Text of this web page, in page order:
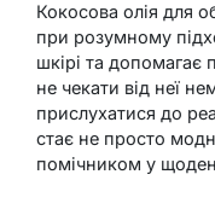
Кокосова олія для
при розумному
шкірі та допомагає
не чекати від неї
прислухатися до
стає не просто
помічником у